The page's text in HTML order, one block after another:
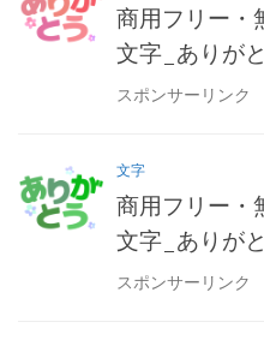
商用フリー・
文字_ありが
スポンサーリンク
文字
商用フリー・
文字_ありが
スポンサーリンク